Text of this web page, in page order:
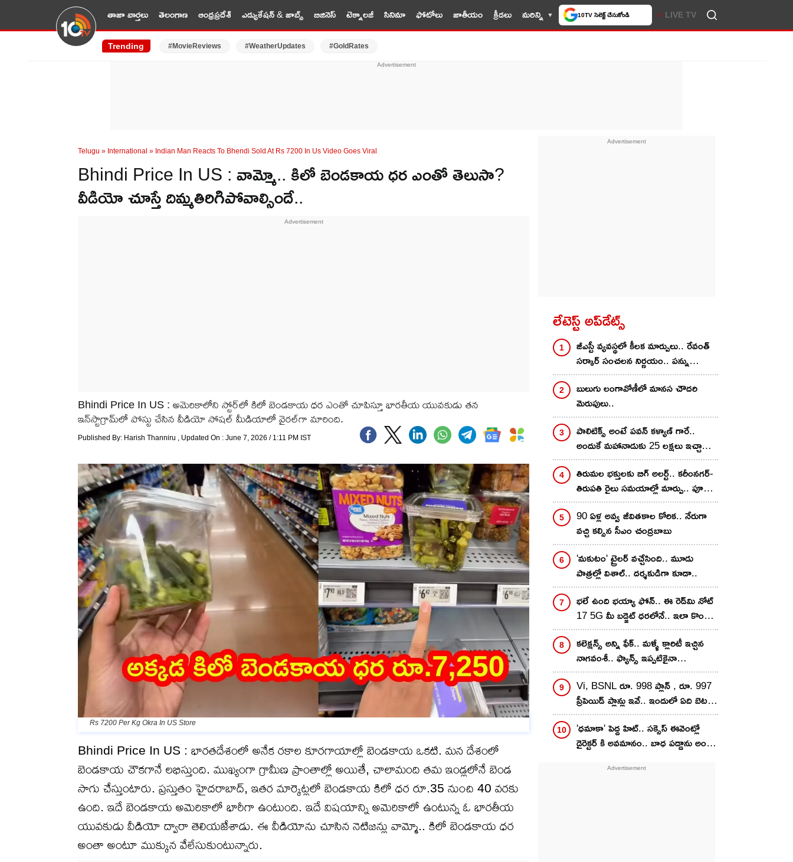
తాజా వార్తలు తెలంగాణ ఆంధ్రప్రదేశ్ ఎడ్యుకేషన్ & జాబ్స్ బిజినెస్ టెక్నాలజీ సినిమా ఫోటోలు జాతీయం క్రీడలు మరిన్ని 10TV సెలెక్ట్ చేసుకోండి LIVE TV
Trending #MovieReviews #WeatherUpdates #GoldRates
Telugu » International » Indian Man Reacts To Bhendi Sold At Rs 7200 In Us Video Goes Viral
Bhindi Price In US : వామ్మో.. కిలో బెండకాయ ధర ఎంతో తెలుసా?
వీడియో చూస్తే దిమ్మతిరిగిపోవాల్సిందే..
Bhindi Price In US : అమెరికాలోని స్టోర్‌లో కిలో బెండకాయ ధర ఎంతో చూపిస్తూ భారతీయ యువకుడు తన
ఇన్‌స్టాగ్రామ్‌లో పోస్టు చేసిన వీడియో సోషల్ మీడియాలో వైరల్‌గా మారింది.
Published By: Harish Thanniru , Updated On : June 7, 2026 / 1:11 PM IST
Rs 7200 Per Kg Okra In US Store
Bhindi Price In US : భారతదేశంలో అనేక రకాల కూరగాయాల్లో బెండకాయ ఒకటి. మన దేశంలో
బెండకాయ చౌకగానే లభిస్తుంది. ముఖ్యంగా గ్రామీణ ప్రాంతాల్లో అయితే, చాలామంది తమ ఇండ్లలోనే బెండ
సాగు చేస్తుంటారు. ప్రస్తుతం హైదరాబాద్, ఇతర మార్కెట్లలో బెండకాయ కిలో ధర రూ.35 నుంచి 40 వరకు
ఉంది. ఇదే బెండకాయ అమెరికాలో భారీగా ఉంటుంది. ఇదే విషయాన్ని అమెరికాలో ఉంటున్న ఓ భారతీయ
యువకుడు వీడియో ద్వారా తెలియజేశాడు. ఈ వీడియోను చూసిన నెటిజన్లు వామ్మో.. కిలో బెండకాయ ధర
అంతా అంటూ ముక్కున వేలేసుకుంటున్నారు.
లేటెస్ట్ అప్‌డేట్స్
జీఎస్టీ వ్యవస్థలో కీలక మార్పులు.. రేవంత్
సర్కార్ సంచలన నిర్ణయం.. పన్ను
ఎగవేతదారులకు చెక్
బులుగు లంగావోణీలో మానస చౌదరి
మెరుపులు..
పాలిటిక్స్ అంటే పవన్ కళ్యాణ్ గారే..
అందుకే మహానాడుకు 25 లక్షలు ఇచ్చాను..
నాగవంశీ కామెంట్స్..
తిరుమల భక్తులకు బిగ్ అలర్ట్.. కరీంనగర్-
తిరుపతి రైలు సమయాల్లో మార్పు.. పూర్తి
డీటెయిల్స్ ఇవే
90 ఏళ్ల అవ్వ జీవితకాల కోరిక.. నేరుగా
వచ్చి కల్సిన సీఎం చంద్రబాబు
'మకుటం' ట్రైలర్ వచ్చేసింది.. మూడు
పాత్రల్లో విశాల్.. దర్శకుడిగా కూడా..
భలే ఉంది భయ్యా ఫోన్.. ఈ రెడ్‌మి నోట్
17 5G మీ బడ్జెట్ ధరలోనే.. ఇలా కొంటే
ఇంకా తక్కువకే..!
కలెక్షన్స్ అన్ని ఫేక్.. మళ్ళీ క్లారిటీ ఇచ్చిన
నాగవంశీ.. ఫ్యాన్స్ ఇప్పటికైనా
గొడవపడటం ఆపుతారా?
Vi, BSNL రూ. 998 ప్లాన్ , రూ. 997
ప్రీపెయిడ్ ప్లాన్లు ఇవే.. ఇందులో ఏది బెటర్?
వ్యాలిడిటీ, డేటా బెనిఫిట్స్ ఒకటేనా?
'ధమాకా' పెద్ద హిట్.. సక్సెస్ ఈవెంట్లో
డైరెక్టర్ కి అవమానం.. బాధ పడ్డాను అంటూ